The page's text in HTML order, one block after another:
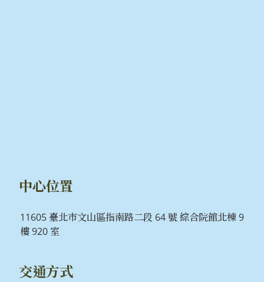
中心位置
11605 臺北市文山區指南路二段 64 號 綜合院館北棟 9
樓 920 室
交通方式